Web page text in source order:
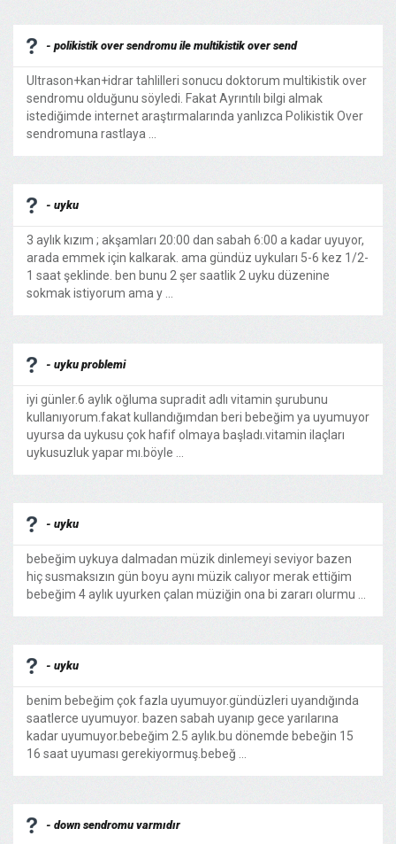
- polikistik over sendromu ile multikistik over send
Ultrason+kan+idrar tahlilleri sonucu doktorum multikistik over
sendromu olduğunu söyledi. Fakat Ayrıntılı bilgi almak
istediğimde internet araştırmalarında yanlızca Polikistik Over
sendromuna rastlaya ...
- uyku
3 aylık kızım ; akşamları 20:00 dan sabah 6:00 a kadar uyuyor,
arada emmek için kalkarak. ama gündüz uykuları 5-6 kez 1/2-
1 saat şeklinde. ben bunu 2 şer saatlik 2 uyku düzenine
sokmak istiyorum ama y ...
- uyku problemi
iyi günler.6 aylık oğluma supradit adlı vitamin şurubunu
kullanıyorum.fakat kullandığımdan beri bebeğim ya uyumuyor
uyursa da uykusu çok hafif olmaya başladı.vitamin ilaçları
uykusuzluk yapar mı.böyle ...
- uyku
bebeğim uykuya dalmadan müzik dinlemeyi seviyor bazen
hiç susmaksızın gün boyu aynı müzik calıyor merak ettiğim
bebeğim 4 aylık uyurken çalan müziğin ona bi zararı olurmu ...
- uyku
benim bebeğim çok fazla uyumuyor.gündüzleri uyandığında
saatlerce uyumuyor. bazen sabah uyanıp gece yarılarına
kadar uyumuyor.bebeğim 2.5 aylık.bu dönemde bebeğin 15
16 saat uyuması gerekiyormuş.bebeğ ...
- down sendromu varmıdır